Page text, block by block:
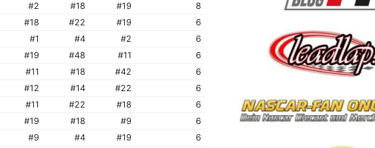
#2 #18 #19
8
#18 #22 #19
6
#1 #4 #2
6
#19 #48 #11
6
#11 #18 #42
6
#12 #14 #22
6
#11 #22 #18
6
#19 #18 #9
6
#9 #4 #19
6